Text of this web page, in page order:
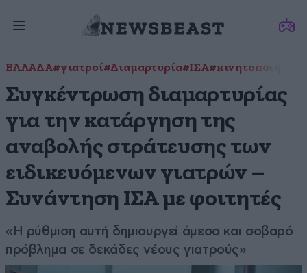
ΕΛΛΑΔΑ#γιατροί#Διαμαρτυρία#ΙΣΑ#κινητοποιήσεις
Συγκέντρωση διαμαρτυρίας
για την κατάργηση της
αναβολής στράτευσης των
ειδικευόμενων γιατρών –
Συνάντηση ΙΣΑ με φοιτητές
«Η ρύθμιση αυτή δημιουργεί άμεσο και σοβαρό
πρόβλημα σε δεκάδες νέους γιατρούς»